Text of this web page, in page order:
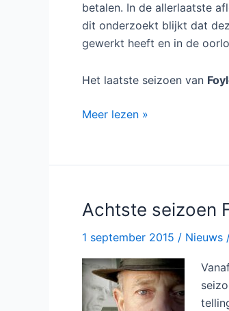
betalen. In de allerlaatste
dit onderzoekt blijkt dat
gewerkt heeft en in de
Het laatste seizoen van
Foyle’s
9
NPO2
Meer lezen »
Achtste seizoen
1 september 2015 / Nieuws